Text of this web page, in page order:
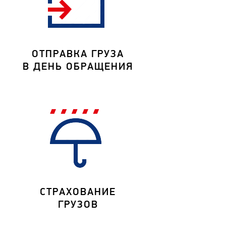
ОТПРАВКА ГРУЗА
В ДЕНЬ ОБРАЩЕНИЯ
СТРАХОВАНИЕ
ГРУЗОВ